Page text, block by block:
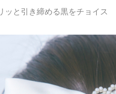
ッと引き締める黒をチョイス